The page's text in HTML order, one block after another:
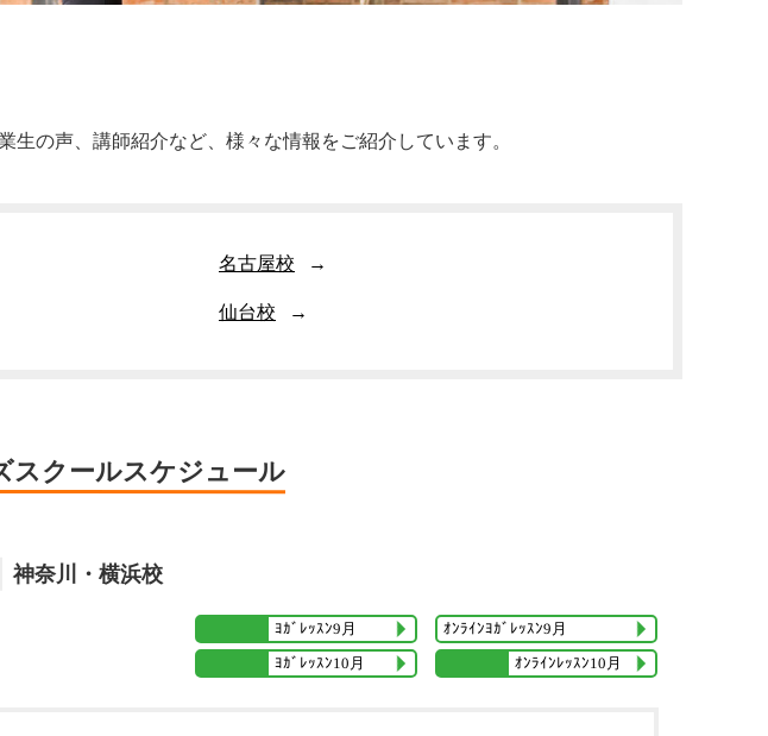
の声、講師紹介など、様々な情報をご紹介しています。
名古屋校
仙台校
スクールスケジュール
神奈川・横浜校
ﾖｶﾞﾚｯｽﾝ9月 ｵﾝﾗｲﾝﾖｶﾞﾚｯｽﾝ9月
ﾖｶﾞﾚｯｽﾝ10月 ｵﾝﾗｲﾝﾚｯｽﾝ10月